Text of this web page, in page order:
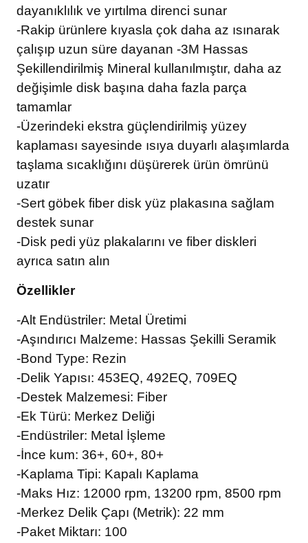
dayanıklılık ve yırtılma direnci sunar
-Rakip ürünlere kıyasla çok daha az ısınarak
çalışıp uzun süre dayanan -3M Hassas
Şekillendirilmiş Mineral kullanılmıştır, daha az
değişimle disk başına daha fazla parça
tamamlar
-Üzerindeki ekstra güçlendirilmiş yüzey
kaplaması sayesinde ısıya duyarlı alaşımlarda
taşlama sıcaklığını düşürerek ürün ömrünü
uzatır
-Sert göbek fiber disk yüz plakasına sağlam
destek sunar
-Disk pedi yüz plakalarını ve fiber diskleri
ayrıca satın alın
Özellikler
-Alt Endüstriler: Metal Üretimi
-Aşındırıcı Malzeme: Hassas Şekilli Seramik
-Bond Type: Rezin
-Delik Yapısı: 453EQ, 492EQ, 709EQ
-Destek Malzemesi: Fiber
-Ek Türü: Merkez Deliği
-Endüstriler: Metal İşleme
-İnce kum: 36+, 60+, 80+
-Kaplama Tipi: Kapalı Kaplama
-Maks Hız: 12000 rpm, 13200 rpm, 8500 rpm
-Merkez Delik Çapı (Metrik): 22 mm
-Paket Miktarı: 100